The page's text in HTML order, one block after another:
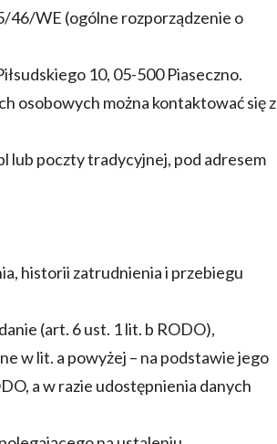
46/WE (ogólne rozporządzenie o
10, 05-500 Piaseczno.
osobowych można kontaktować się z
lub poczty tradycyjnej, pod adresem
historii zatrudnienia i przebiegu
(art. 6 ust. 1 lit. b RODO),
w lit. a powyżej – na podstawie jego
a w razie udostępnienia danych